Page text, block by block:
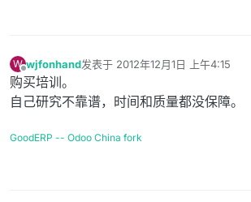
W
离线
wjfonhand发表于 2012年12月1日 上午4:15
最后由 编辑
购买培训。
自己研究不靠谱，时间和质量都没保障。
GoodERP -- Odoo China fork